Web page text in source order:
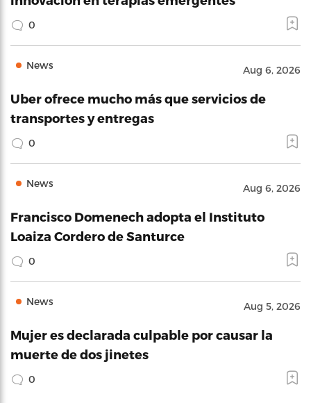
0
News Aug 6, 2026
Uber ofrece mucho más que servicios de
transportes y entregas
0
News Aug 6, 2026
Francisco Domenech adopta el Instituto
Loaiza Cordero de Santurce
0
News Aug 5, 2026
Mujer es declarada culpable por causar la
muerte de dos jinetes
0